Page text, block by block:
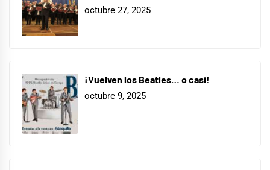
octubre 27, 2025
¡Vuelven los Beatles… o casi!
octubre 9, 2025